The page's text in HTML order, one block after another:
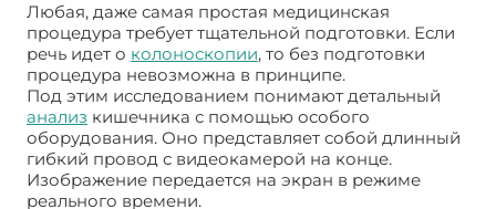
Любая, даже самая простая медицинская
процедура требует тщательной подготовки. Если
речь идет о колоноскопии, то без подготовки
процедура невозможна в принципе.
Под этим исследованием понимают детальный
анализ кишечника с помощью особого
оборудования. Оно представляет собой длинный
гибкий провод с видеокамерой на конце.
Изображение передается на экран в режиме
реального времени.